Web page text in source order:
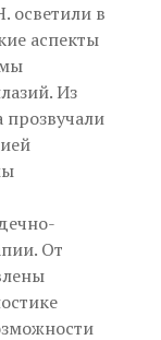
осветили в
аспекты
Из
От